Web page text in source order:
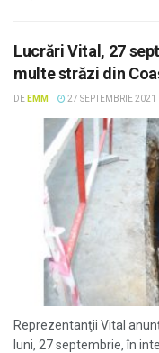
Lucrări Vital, 27
multe străzi din
DE EMM 27 SEPTEMBRIE 2021
Reprezentanţii Vital
luni, 27 septembrie, în